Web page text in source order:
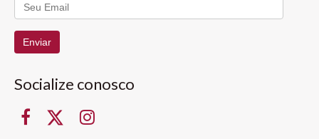
Enviar
Socialize conosco